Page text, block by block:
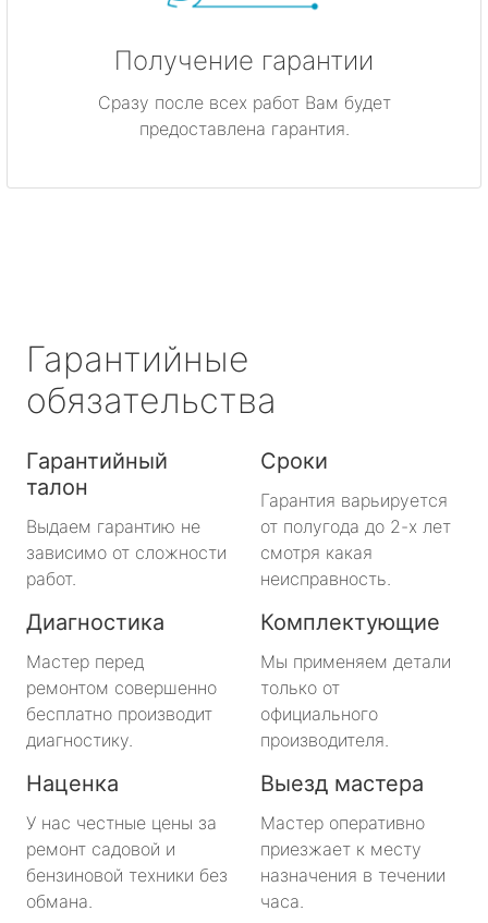
Получение гарантии
Сразу после всех работ Вам будет
предоставлена гарантия.
Гарантийные
обязательства
Гарантийный
талон
Выдаем гарантию не
зависимо от сложности
работ.
Сроки
Гарантия варьируется
от полугода до 2-х лет
смотря какая
неисправность.
Диагностика
Мастер перед
ремонтом совершенно
бесплатно производит
диагностику.
Комплектующие
Мы применяем детали
только от
официального
производителя.
Наценка
У нас честные цены за
ремонт садовой и
бензиновой техники без
обмана.
Выезд мастера
Мастер оперативно
приезжает к месту
назначения в течении
часа.